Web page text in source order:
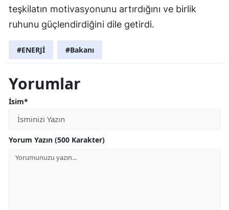
teşkilatın motivasyonunu artırdığını ve birlik
ruhunu güçlendirdiğini dile getirdi.
#ENERJİ #Bakanı
Yorumlar
İsim*
Yorum Yazın (500 Karakter)